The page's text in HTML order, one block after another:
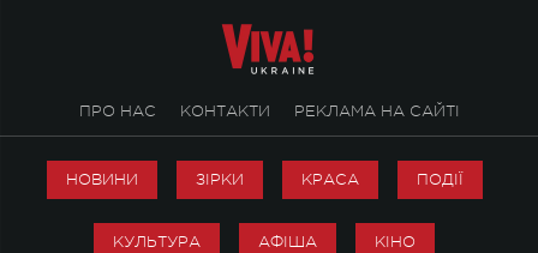
ПРО НАС КОНТАКТИ РЕКЛАМА НА САЙТІ
НОВИНИ ЗІРКИ КРАСА ПОДІЇ
КУЛЬТУРА АФІША КІНО